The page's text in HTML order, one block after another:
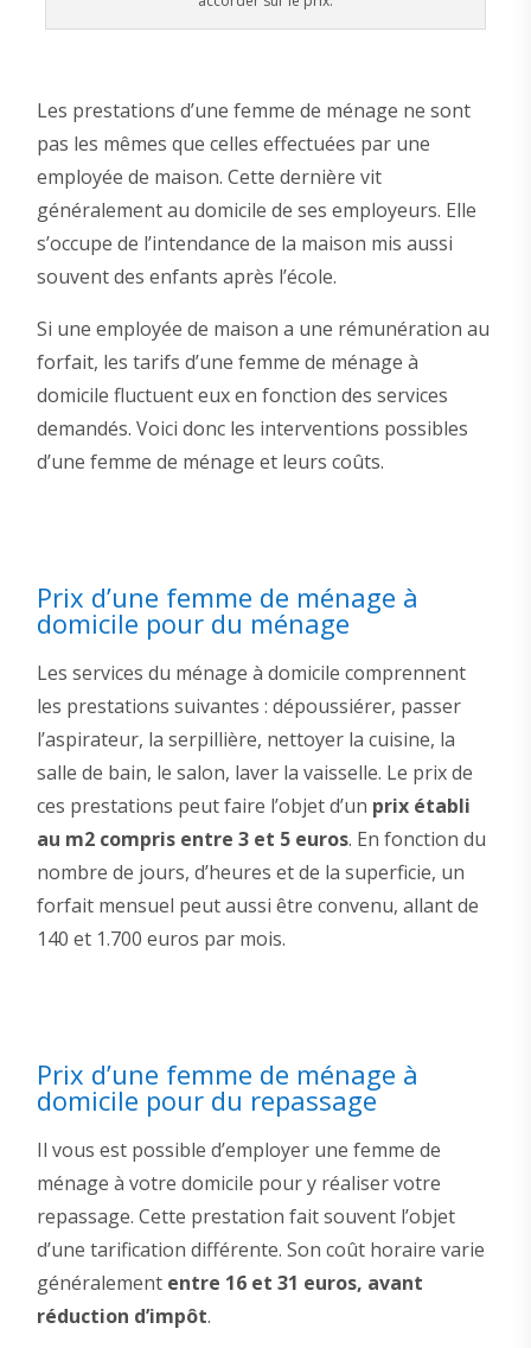
Les prestations d’une femme de ménage ne sont
pas les mêmes que celles effectuées par une
employée de maison. Cette dernière vit
généralement au domicile de ses employeurs. Elle
s’occupe de l’intendance de la maison mis aussi
souvent des enfants après l’école.
Si une employée de maison a une rémunération au
forfait, les tarifs d’une femme de ménage à
domicile fluctuent eux en fonction des services
demandés. Voici donc les interventions possibles
d’une femme de ménage et leurs coûts.
Prix d’une femme de ménage à
domicile pour du ménage
Les services du ménage à domicile comprennent
les prestations suivantes : dépoussiérer, passer
l’aspirateur, la serpillière, nettoyer la cuisine, la
salle de bain, le salon, laver la vaisselle. Le prix de
ces prestations peut faire l’objet d’un prix établi
au m2 compris entre 3 et 5 euros. En fonction du
nombre de jours, d’heures et de la superficie, un
forfait mensuel peut aussi être convenu, allant de
140 et 1.700 euros par mois.
Prix d’une femme de ménage à
domicile pour du repassage
Il vous est possible d’employer une femme de
ménage à votre domicile pour y réaliser votre
repassage. Cette prestation fait souvent l’objet
d’une tarification différente. Son coût horaire varie
généralement entre 16 et 31 euros, avant
réduction d’impôt.